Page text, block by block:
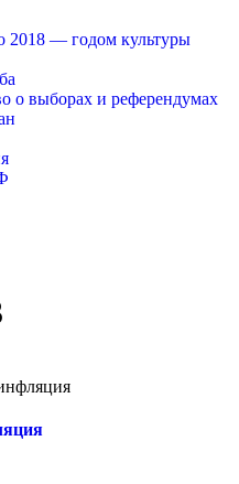
2018 — годом культуры
о выборах и референдумах